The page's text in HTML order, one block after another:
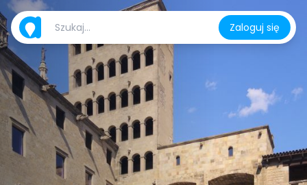
Zaloguj się